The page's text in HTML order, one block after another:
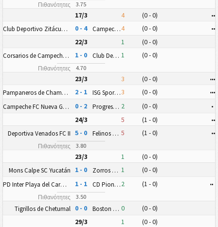
Πιθανότητες 3.75
17/3 4 (0 - 0) ••
Club Deportivo Zitácuaro II 0 - 4 Campeche FC Nueva Generación4 (0 - 0) ••
22/3
1 (0 - 0)
Corsarios de Campeche FC
Πιθανότητες
1 - 0
4.70
Club Deportivo Zitácuaro II 1 (0 - 0)
23/3 3 (0 - 0) •••
Pampaneros de Champotón FC 2 - 1 ISG Sport FC3 (0 - 0) •••
Campeche FC Nueva Generación 0 - 2 Progreso FC 2 (0 - 0)
•
24/3
5 (1 - 0) ••
Deportiva Venados FC II
Πιθανότητες
5 - 0
3.80
Felinos 48 AC 5 (1 - 0) ••
23/3 1 (0 - 0)
Mons Calpe SC Yucatán 1 - 0 Zorros Puerto Morelos FC 1 (0 - 0)
PD Inter Playa del Carmen AC II
Πιθανότητες
1 - 1
3.50
CD Pioneros Junior (CD Pioneros de Cancún II)2 (1 - 0) ••
Tigrillos de Chetumal 0 - 0 Boston Cancun FC 0
(0 - 0)
29/3
1 (0 - 0)